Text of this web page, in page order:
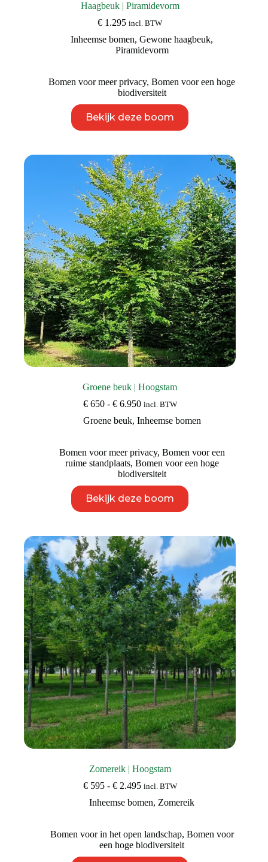
Haagbeuk | Piramidevorm
€ 1.295 incl. BTW
Inheemse bomen,Gewone haagbeuk,
Piramidevorm
Bomen voor meer privacy,Bomen voor een hoge
biodiversiteit
Bekijk deze boom
product
heeft
Deze
optie
kan
gekozen
worden
op
de
productpagina
Groene beuk | Hoogstam
€650 - €6.950Prijsklasse:
tot
incl. BTW
Groene beuk, Inheemse bomen
Bomen voor meer privacy, Bomen voor een
ruime standplaats, Bomen voor een hoge
biodiversiteit
Bekijk deze boom
product
heeft
variaties.
Deze
optie
kan
gekozen
worden
op
de
productpagina
Zomereik | Hoogstam
€595 - €2.495Prijsklasse:
tot
incl. BTW
Inheemse bomen, Zomereik
Bomen voor in het open landschap, Bomen voor
een hoge biodiversiteit